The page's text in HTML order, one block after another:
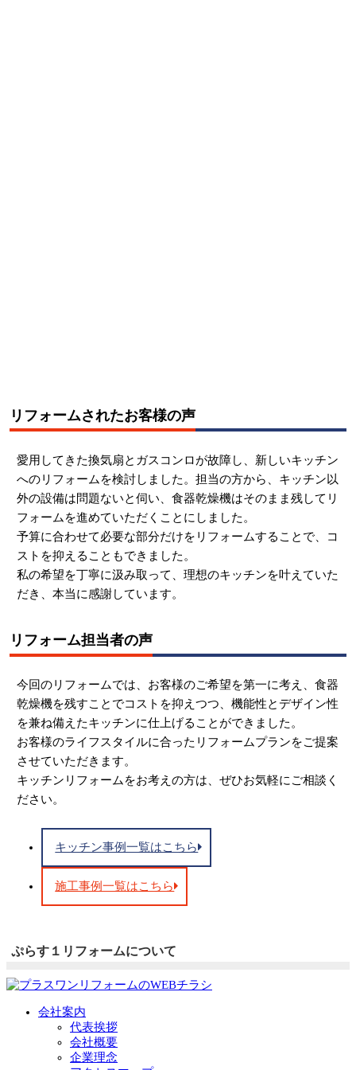
リフォームされたお客様の声
愛用してきた換気扇とガスコンロが故障し、新しいキッチン
へのリフォームを検討しました。担当の方から、キッチン以
外の設備は問題ないと伺い、食器乾燥機はそのまま残してリ
フォームを進めていただくことにしました。
予算に合わせて必要な部分だけをリフォームすることで、コ
ストを抑えることもできました。
私の希望を丁寧に汲み取って、理想のキッチンを叶えていた
だき、本当に感謝しています。
リフォーム担当者の声
今回のリフォームでは、お客様のご希望を第一に考え、食器
乾燥機を残すことでコストを抑えつつ、機能性とデザイン性
を兼ね備えたキッチンに仕上げることができました。
お客様のライフスタイルに合ったリフォームプランをご提案
させていただきます。
キッチンリフォームをお考えの方は、ぜひお気軽にご相談く
ださい。
キッチン事例一覧はこちら
施工事例一覧はこちら
ぷらす１リフォームについて
会社案内
代表挨拶
会社概要
企業理念